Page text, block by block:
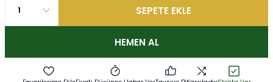
SEPETE EKLE
HEMEN AL